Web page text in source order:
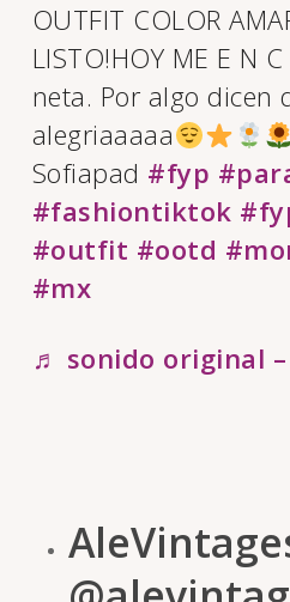
OUTFIT COLOR
LISTO!HOY ME E N
neta. Por algo dicen
alegriaaaaa
Sofiapad #fyp
#fashiontiktok
#outfit #ootd
#mx
♬ sonido original